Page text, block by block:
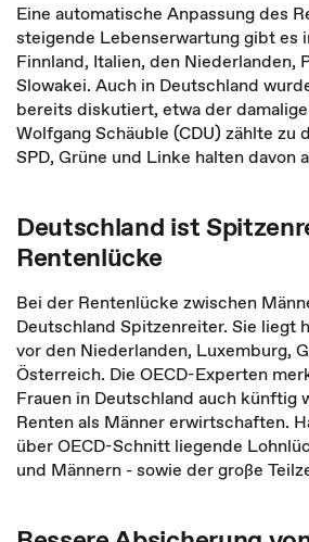
Eine automatische Anpassung des
steigende Lebenserwartung gibt es
Finnland, Italien, den Niederlanden,
Slowakei. Auch in Deutschland
bereits diskutiert, etwa der
Wolfgang Schäuble (CDU) zählte zu
SPD, Grüne und Linke halten davon
Deutschland ist
Rentenlücke
Bei der Rentenlücke zwischen
Deutschland Spitzenreiter. Sie liegt
vor den Niederlanden, Luxemburg,
Österreich. Die OECD-Experten
Frauen in Deutschland auch künftig
Renten als Männer erwirtschaften.
über OECD-Schnitt liegende
und Männern - sowie der große